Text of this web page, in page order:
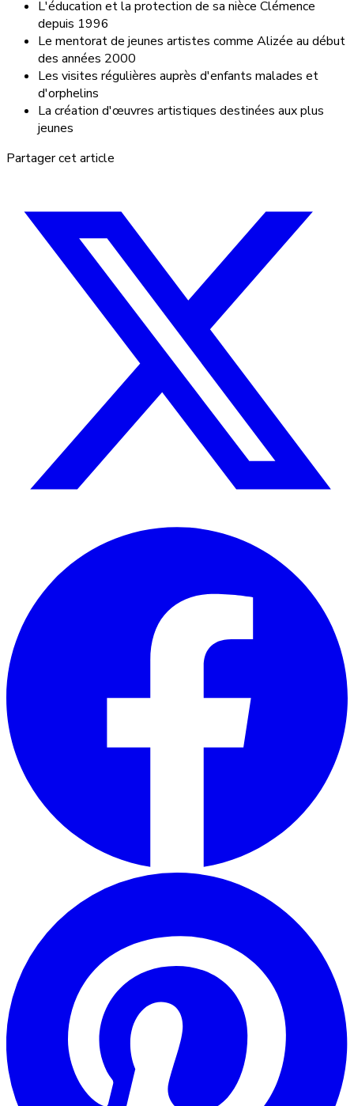
L'éducation et la protection de sa nièce Clémence
depuis 1996
Le mentorat de jeunes artistes comme Alizée au début
des années 2000
Les visites régulières auprès d'enfants malades et
d'orphelins
La création d'œuvres artistiques destinées aux plus
jeunes
Partager cet article